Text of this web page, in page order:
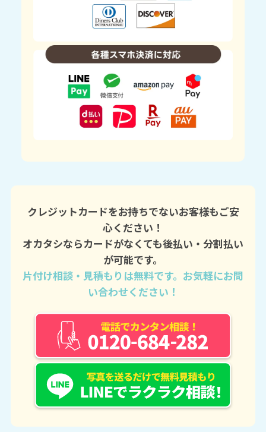
クレジットカードをお持ちでないお客様もご安
心ください！
オカタシならカードがなくても後払い・分割払い
が可能です。
片付け相談・見積もりは無料です。お気軽にお問
い合わせください！